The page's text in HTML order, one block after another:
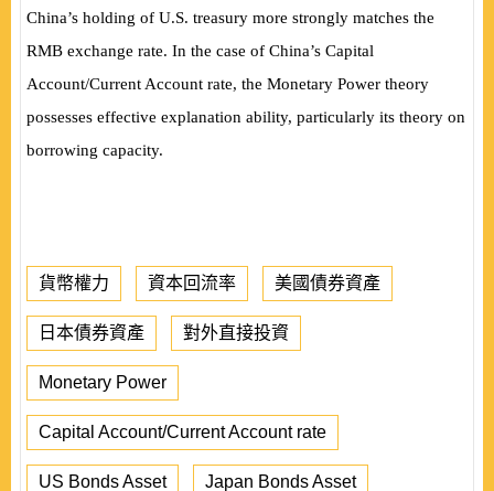
China’s holding of U.S. treasury more strongly matches the
RMB exchange rate. In the case of China’s Capital
Account/Current Account rate, the Monetary Power theory
possesses effective explanation ability, particularly its theory on
borrowing capacity.
貨幣權力 資本回流率 美國債券資產
日本債券資產 對外直接投資
Monetary Power
Capital Account/Current Account rate
US Bonds Asset Japan Bonds Asset